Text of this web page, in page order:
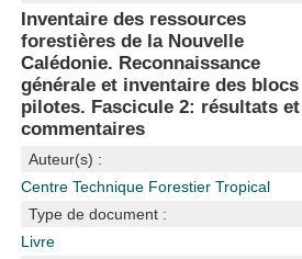
Inventaire des ressources
forestières de la Nouvelle
Calédonie. Reconnaissance
générale et inventaire des blocs
pilotes. Fascicule 2: résultats et
commentaires
Auteur(s) :
Centre Technique Forestier Tropical
Type de document :
Livre